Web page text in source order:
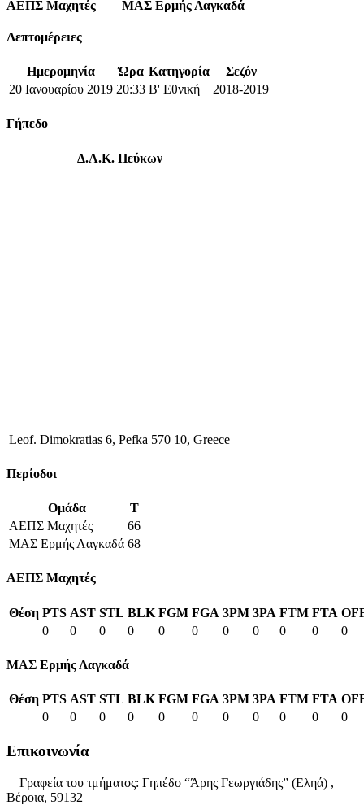
ΑΕΠΣ Μαχητές — ΜΑΣ Ερμής Λαγκαδά
Λεπτομέρειες
Ημερομηνία Ώρα Κατηγορία
Σεζόν
20 Ιανουαρίου 2019 20:33 Β' Εθνική 2018-2019
Γήπεδο
Δ.Α.Κ. Πεύκων
Leof. Dimokratias 6, Pefka 570 10, Greece
Περίοδοι
Ομάδα
T
ΑΕΠΣ Μαχητές
66
ΜΑΣ Ερμής Λαγκαδά 68
ΑΕΠΣ Μαχητές
Θέση PTS AST STL BLK FGM FGA 3PM 3PA FTM FTA
0
0 0 0 0 0 0 0 0 0 0
ΜΑΣ Ερμής Λαγκαδά
Θέση PTS AST STL BLK FGM FGA 3PM 3PA FTM FTA
0
0 0 0 0 0 0 0 0 0 0
Επικοινωνία
Γραφεία του τμήματος: Γηπέδο “Άρης Γεωργιάδης” (Εληά) ,
Βέροια, 59132